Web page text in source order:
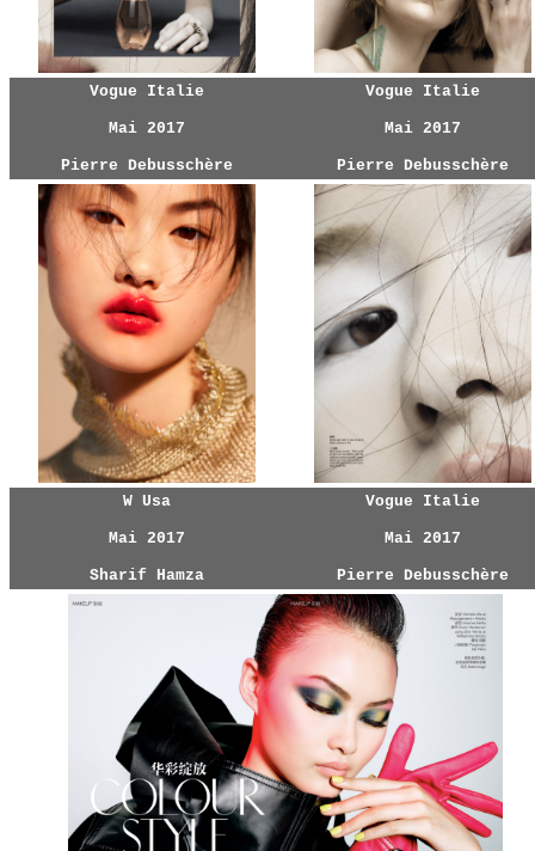
Vogue Italie
Mai 2017
Pierre Debusschère
Vogue Italie
Mai 2017
Pierre Debusschère
W Usa
Mai 2017
Sharif Hamza
Vogue Italie
Mai 2017
Pierre Debusschère